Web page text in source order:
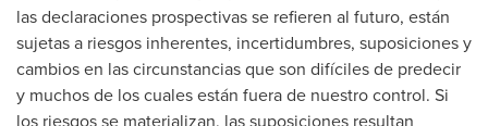
las declaraciones prospectivas se refieren al futuro, están
sujetas a riesgos inherentes, incertidumbres, suposiciones y
cambios en las circunstancias que son difíciles de predecir
y muchos de los cuales están fuera de nuestro control. Si